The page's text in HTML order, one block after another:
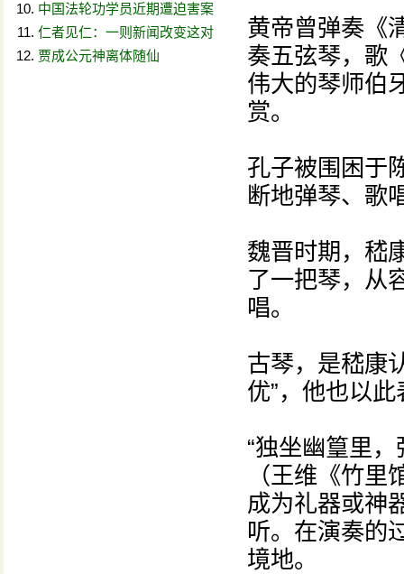
中国法轮功学员近期遭迫害案
仁者见仁：一则新闻改变这对
贾成公元神离体随仙
黄帝曾弹奏《
奏五弦琴，歌
伟大的琴师伯
赏。
孔子被围困于
断地弹琴、歌
魏晋时期，嵇
了一把琴，从
唱。
古琴，是嵇康
优”，他也以
“独坐幽篁里
（王维《竹
成为礼器或神
听。在演奏的
境地。